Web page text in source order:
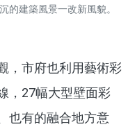
的建築風景一改新風貌。
市府也利用藝術彩
，27幅大型壁面彩
也有的融合地方意